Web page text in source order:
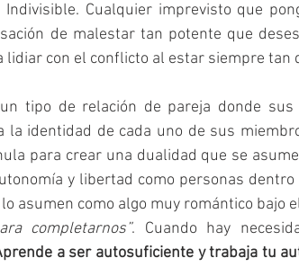
Indivisible. Cualquier imprevisto que
de malestar tan potente que
lidiar con el conflicto al estar siempre tan
tipo de relación de pareja donde sus
la identidad de cada uno de sus
para crear una dualidad que se
y libertad como personas
asumen como algo muy romántico bajo
completarnos”. Cuando hay
a ser autosuficiente y trabaja tu